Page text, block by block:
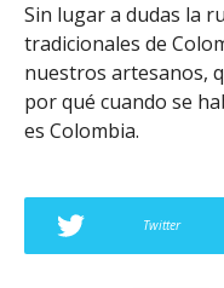
Sin lugar a dudas la
tradicionales de
nuestros artesanos,
por qué cuando se
es Colombia.
Twitter